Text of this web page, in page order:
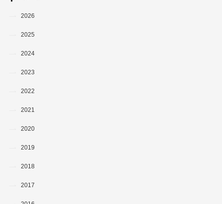
2026
2025
2024
2023
2022
2021
2020
2019
2018
2017